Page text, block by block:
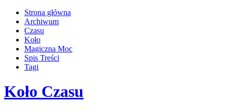
Strona główna
Archiwum
Czasu
Koło
Magiczna Moc
Spis Treści
Tagi
Koło Czasu